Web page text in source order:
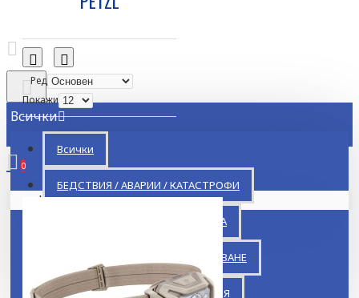
Всички
Всички
БЕДСТВИЯ / АВАРИИ / КАТАСТРОФИ
ВЕИ / РЕШЕНИЯ ЗА ИНДУСТРИЯТА
ПЛАНИНСКО И ПЕЩЕРНО СПАСЯВАНЕ
ПЪРВА ПОМОЩ И РЕСУСЦИТАЦИЯ
0
Кошницата ви е празна!
Ред
Покажи